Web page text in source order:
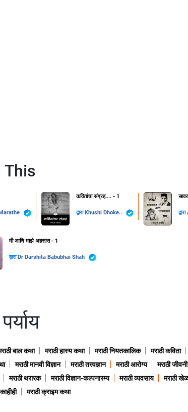
This
कवितांचा संग्रह....️ - 1
द्वारा Khushi Dhoke..️️️ द्वारा
मी आणि माझे अहसास - 1
द्वारा Dr Darshita Babubhai Shah
बाल कथा मराठी हास्य कथा मराठी नियतकालिक मराठी कविता
मराठी मानवी विज्ञान मराठी तत्त्वज्ञान मराठी आरोग्य मराठी जीवनी
मराठी थरारक मराठी विज्ञान-कल्पनारम्य मराठी व्यवसाय मराठी खेळ
मराठी क्राइम कथा